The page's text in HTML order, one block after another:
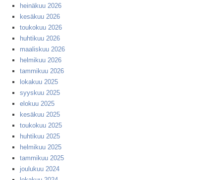
heinäkuu 2026
kesäkuu 2026
toukokuu 2026
huhtikuu 2026
maaliskuu 2026
helmikuu 2026
tammikuu 2026
lokakuu 2025
syyskuu 2025
elokuu 2025
kesäkuu 2025
toukokuu 2025
huhtikuu 2025
helmikuu 2025
tammikuu 2025
joulukuu 2024